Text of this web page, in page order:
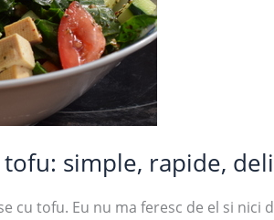
simple, rapide,
cu tofu. Eu nu ma feresc de el si nici